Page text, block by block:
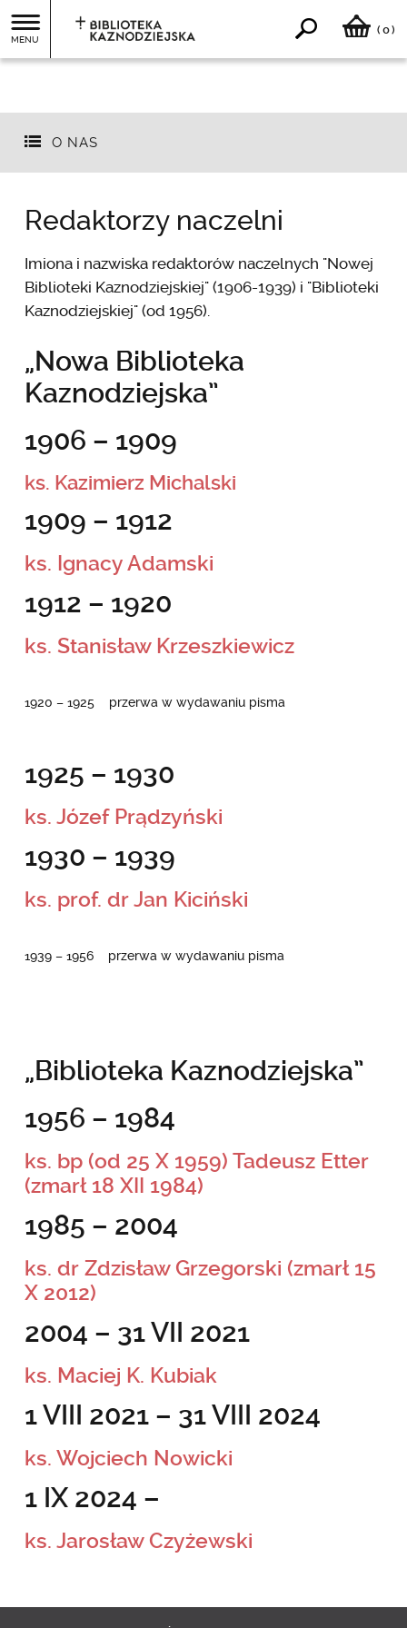
MENU
( 0)
O NAS
Redaktorzy naczelni
Imiona i nazwiska redaktorów naczelnych "Nowej
Biblioteki Kaznodziejskiej" (1906-1939) i "Biblioteki
Kaznodziejskiej" (od 1956).
„Nowa Biblioteka
Kaznodziejska”
1906 – 1909
ks. Kazimierz Michalski
1909 – 1912
ks. Ignacy Adamski
1912 – 1920
ks. Stanisław Krzeszkiewicz
1920 – 1925 przerwa w wydawaniu pisma
1925 – 1930
ks. Józef Prądzyński
1930 – 1939
ks. prof. dr Jan Kiciński
1939 – 1956 przerwa w wydawaniu pisma
„Biblioteka Kaznodziejska”
1956 – 1984
ks. bp (od 25 X 1959) Tadeusz Etter
(zmarł 18 XII 1984)
1985 – 2004
ks. dr Zdzisław Grzegorski (zmarł 15
X 2012)
2004 – 31 VII 2021
ks. Maciej K. Kubiak
1 VIII 2021 – 31 VIII 2024
ks. Wojciech Nowicki
1 IX 2024 –
ks. Jarosław Czyżewski